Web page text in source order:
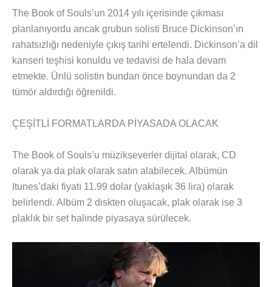
The Book of Souls’un 2014 yılı içerisinde çıkması
planlanıyordu ancak grubun solisti Bruce Dickinson’ın
rahatsızlığı nedeniyle çıkış tarihi ertelendi. Dickinson’a dil
kanseri teşhisi konuldu ve tedavisi de hala devam
etmekte. Ünlü solistin bundan önce boynundan da 2
tümör aldırdığı öğrenildi.
ÇEŞİTLİ FORMATLARDA PİYASADA OLACAK
The Book of Souls’u müzikseverler dijital olarak, CD
olarak ya da plak olarak satın alabilecek. Albümün
Itunes’daki fiyatı 11.99 dolar (yaklaşık 36 lira) olarak
belirlendi. Albüm 2 diskten oluşacak, plak olarak ise 3
plaklık bir set halinde piyasaya sürülecek.